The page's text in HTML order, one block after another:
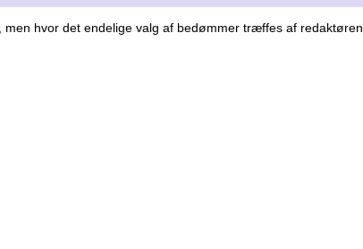
hvor det endelige valg af bedømmer træffes af redaktøren.